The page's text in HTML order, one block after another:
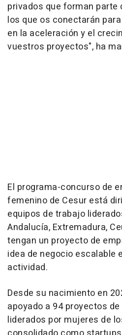
privados que forman parte
los que os conectarán
en la aceleración y el
vuestros proyectos", ha
El programa-concurso de
femenino de Cesur está
equipos de trabajo
Andalucía, Extremadura,
tengan un proyecto de
idea de negocio escalable
actividad.
Desde su nacimiento en
apoyado a 94 proyectos
liderados por mujeres de